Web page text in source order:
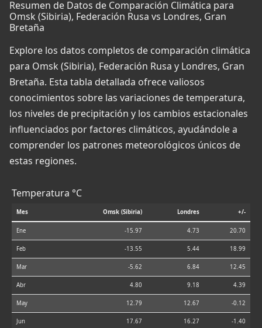
Resumen de Datos de Comparación Climática para
Omsk (Sibiria), Federación Rusa vs Londres, Gran
Bretaña
Explore los datos completos de comparación climática
para Omsk (Sibiria), Federación Rusa y Londres, Gran
Bretaña. Esta tabla detallada ofrece valiosos
conocimientos sobre las variaciones de temperatura,
los niveles de precipitación y los cambios estacionales
influenciados por factores climáticos, ayudándole a
comprender los patrones meteorológicos únicos de
estas regiones.
Temperatura °C
Mes Omsk (Sibiria) Londres +/-
Ene -15.97 4.73 20.70
Feb -13.55 5.44 18.99
Mar -5.62 6.84 12.45
Abr 4.80 9.18 4.39
May 12.79 12.67 -0.12
Jun 17.67 16.27 -1.40